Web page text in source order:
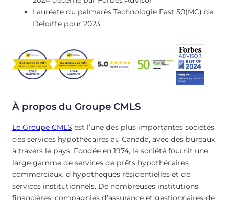
Lauréate du palmarès Technologie Fast 50(MC) de
Deloitte pour 2023
À propos du Groupe CMLS
Le Groupe CMLS est l’une des plus importantes sociétés
des services hypothécaires au Canada, avec des bureaux
à travers le pays. Fondée en 1974, la société fournit une
large gamme de services de prêts hypothécaires
commerciaux, d’hypothèques résidentielles et de
services institutionnels. De nombreuses institutions
financières, compagnies d’assurance et gestionnaires de